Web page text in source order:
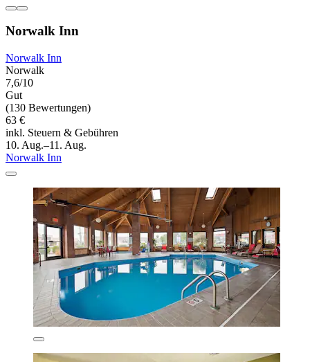
Norwalk Inn
Norwalk Inn
Norwalk
7,6/10
Gut
(130 Bewertungen)
63 €
inkl. Steuern & Gebühren
10. Aug.–11. Aug.
Norwalk Inn